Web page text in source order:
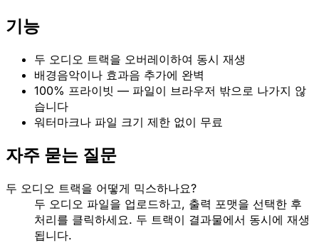
기능
두 오디오 트랙을 오버레이하여 동시 재생
배경음악이나 효과음 추가에 완벽
100% 프라이빗 — 파일이 브라우저 밖으로 나가지 않
습니다
워터마크나 파일 크기 제한 없이 무료
자주 묻는 질문
두 오디오 트랙을 어떻게 믹스하나요?
두 오디오 파일을 업로드하고, 출력 포맷을 선택한 후
처리를 클릭하세요. 두 트랙이 결과물에서 동시에 재생
됩니다.